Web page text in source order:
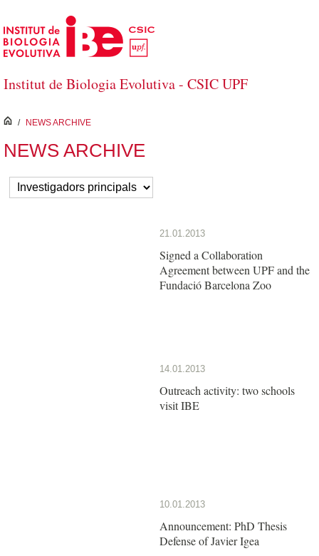
Salta al contingut principal
Institut de Biologia Evolutiva - CSIC UPF
inici
/ NEWS ARCHIVE
NEWS ARCHIVE
21.01.2013
Signed a Collaboration
Agreement between UPF and the
Fundació Barcelona Zoo
14.01.2013
Outreach activity: two schools
visit IBE
10.01.2013
Announcement: PhD Thesis
Defense of Javier Igea